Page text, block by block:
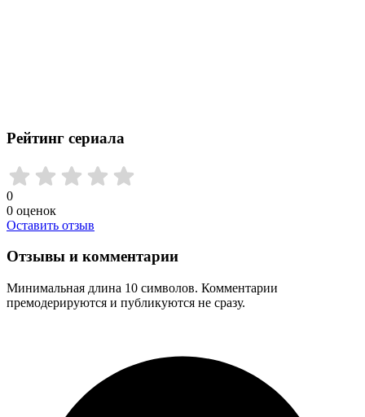
Рейтинг сериала
0
0 оценок
Оставить отзыв
Отзывы и комментарии
Минимальная длина 10 символов. Комментарии
премодерируются и публикуются не сразу.